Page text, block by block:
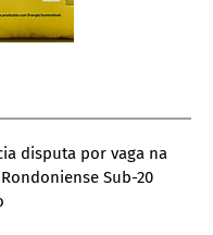
disputa por vaga na
Sub-20